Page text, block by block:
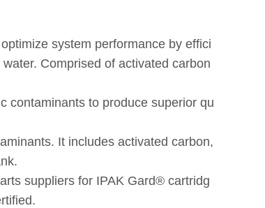
system performance by effici
Comprised of activated carbon
contaminants to produce superior qu
It includes activated carbon,
suppliers for IPAK Gard® cartridg